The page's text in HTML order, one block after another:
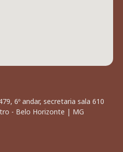
6º andar, secretaria sala 610
- Belo Horizonte | MG